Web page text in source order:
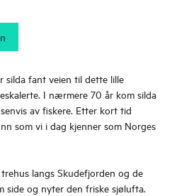
silda fant veien til dette lille
I nærmere 70 år kom silda
av fiskere. Etter kort tid
som vi i dag kjenner som Norges
langs Skudefjorden og de
side og nyter den friske sjølufta.